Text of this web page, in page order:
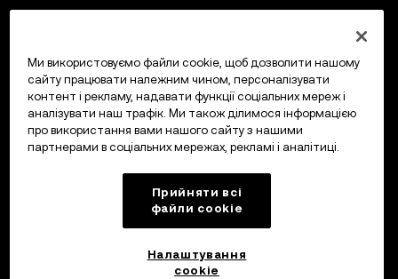
Ми використовуємо файли cookie, щоб дозволити нашому
сайту працювати належним чином, персоналізувати
контент і рекламу, надавати функції соціальних мереж і
аналізувати наш трафік. Ми також ділимося інформацією
про використання вами нашого сайту з нашими
партнерами в соціальних мережах, рекламі і аналітиці.
Прийняти всі
файли сookie
Налаштування
cookie